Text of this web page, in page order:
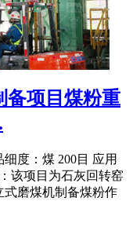
备项目煤粉重
度：煤 200目 应用
该项目为石灰回转窑
磨煤机制备煤粉作